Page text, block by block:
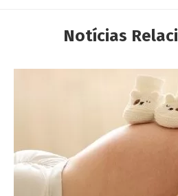
Notícias